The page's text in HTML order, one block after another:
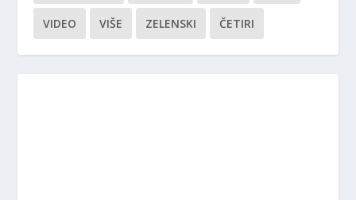
VIDEO VIŠE ZELENSKI ČETIRI